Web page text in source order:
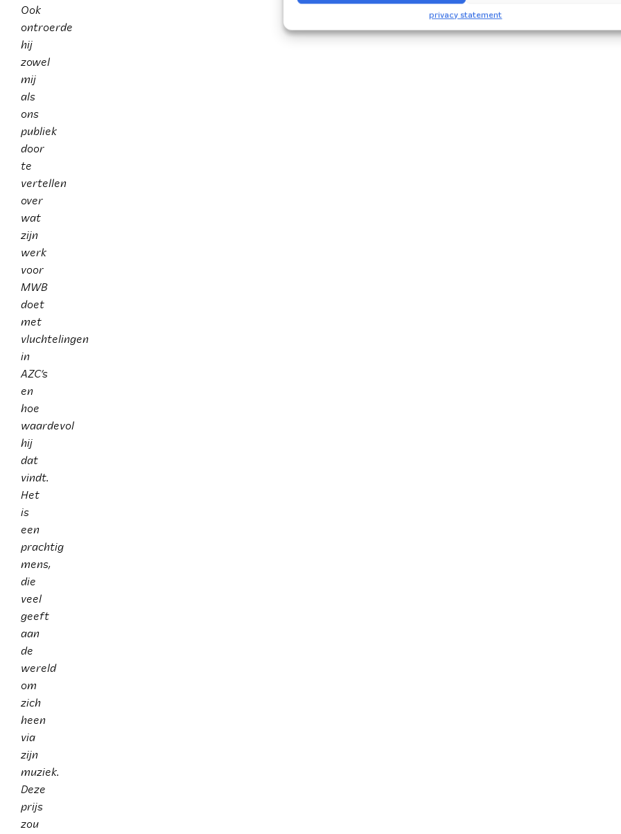
privacy statement
Ook
ontroerde
hij
zowel
mij
als
ons
publiek
door
te
vertellen
over
wat
zijn
werk
voor
MWB
doet
met
vluchtelingen
in
AZC’s
en
hoe
waardevol
hij
dat
vindt.
Het
is
een
prachtig
mens,
die
veel
geeft
aan
de
wereld
om
zich
heen
via
zijn
muziek.
Deze
prijs
zou